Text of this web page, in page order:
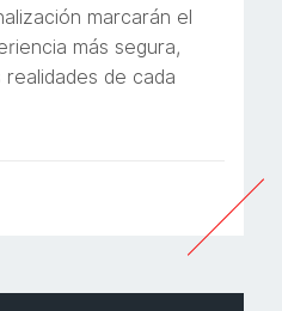
marcarán el
más segura,
realidades de cada